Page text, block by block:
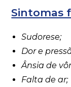
Sintomas
Sudorese;
Dor e
Ânsia de
Falta de ar;